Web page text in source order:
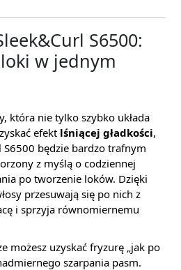
S6500:
w jednym
która nie tylko szybko układa
efekt lśniącej gładkości,
S6500 będzie bardzo trafnym
z myślą o codziennej
po tworzenie loków. Dzięki
przesuwają się po nich z
i sprzyja równomiernemu
możesz uzyskać fryzurę „jak po
szarpania pasm.